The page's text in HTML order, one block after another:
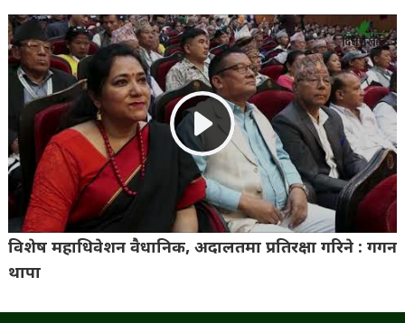
विशेष महाधिवेशन वैधानिक, अदालतमा प्रतिरक्षा गरिने : गगन
थापा